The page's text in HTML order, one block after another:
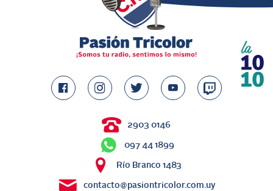
2903 0146
097 44 1899
Río Branco 1483
contacto@pasiontricolor.com.uy